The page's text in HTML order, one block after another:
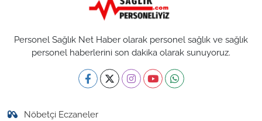
Personel Sağlık Net Haber olarak personel sağlık ve sağlık
personel haberlerini son dakika olarak sunuyoruz.
Nöbetçi Eczaneler